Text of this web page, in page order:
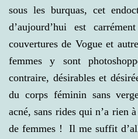
sous les burquas, cet
d’aujourd’hui est
couvertures de Vogue et
femmes y sont
contraire, désirables et
du corps féminin sans
acné, sans rides qui n’a rien
de femmes ! Il me suffit